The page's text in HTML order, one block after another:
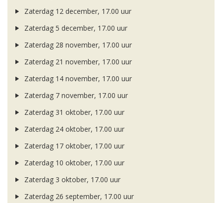
Zaterdag 12 december, 17.00 uur
Zaterdag 5 december, 17.00 uur
Zaterdag 28 november, 17.00 uur
Zaterdag 21 november, 17.00 uur
Zaterdag 14 november, 17.00 uur
Zaterdag 7 november, 17.00 uur
Zaterdag 31 oktober, 17.00 uur
Zaterdag 24 oktober, 17.00 uur
Zaterdag 17 oktober, 17.00 uur
Zaterdag 10 oktober, 17.00 uur
Zaterdag 3 oktober, 17.00 uur
Zaterdag 26 september, 17.00 uur